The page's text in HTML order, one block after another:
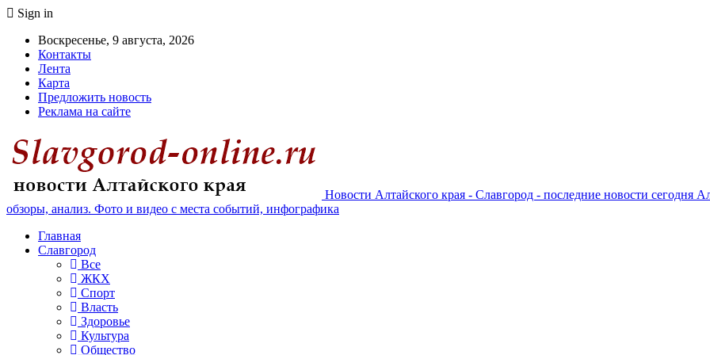
Sign in
Воскресенье, 9 августа, 2026
Контакты
Лента
Карта
Предложить новость
Реклама на сайте
Новости Алтайского края - Славгород - последние новости сегодня
обзоры, анализ. Фото и видео с места событий, инфографика
Главная
Славгород
Все
ЖКХ
Спорт
Власть
Здоровье
Культура
Общество